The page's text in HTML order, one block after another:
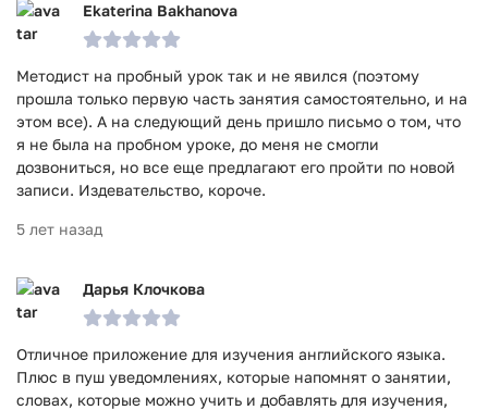
Ekaterina Bakhanova
Методист на пробный урок так и не явился (поэтому
прошла только первую часть занятия самостоятельно, и на
этом все). А на следующий день пришло письмо о том, что
я не была на пробном уроке, до меня не смогли
дозвониться, но все еще предлагают его пройти по новой
записи. Издевательство, короче.
5 лет назад
Дарья Клочкова
Отличное приложение для изучения английского языка.
Плюс в пуш уведомлениях, которые напомнят о занятии,
словах, которые можно учить и добавлять для изучения,